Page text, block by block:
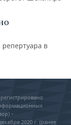
репертуара в
–
2020 г. (ранее